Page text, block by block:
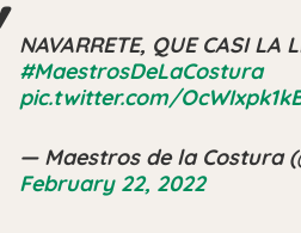
NAVARRETE, QUE CASI LA
#MaestrosDeLaCostura
pic.twitter.com/
— Maestros de la Costura
February 22, 2022